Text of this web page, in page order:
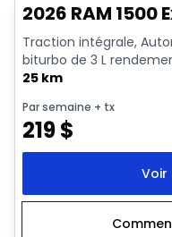
2026 RAM 1500
Traction intégrale,
biturbo de 3 L
25 km
Par semaine + tx
219$
Voir